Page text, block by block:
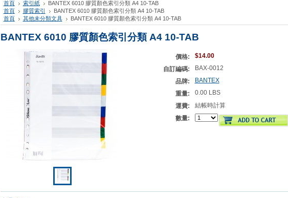
首頁
索引紙
BANTEX 6010 膠質顏色索引分類 A4 10-TAB
首頁
膠質索引
BANTEX 6010 膠質顏色索引分類 A4 10-TAB
首頁
其他未分類文具 BANTEX 6010 膠質顏色索引分類 A4 10-TAB
BANTEX 6010 膠質顏色索引分類 A4 10-TAB
價格:
$14.00
自訂編碼:
BAX-0012
品牌:
BANTEX
重量:
0.00 LBS
運費:
結帳時計算
數量: